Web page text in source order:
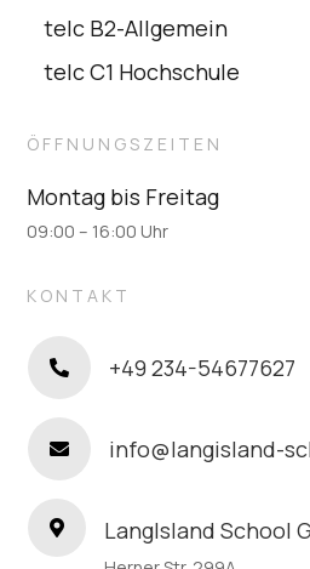
telc B2-Allgemein
telc C1 Hochschule
ÖFFNUNGSZEITEN
Montag bis Freitag
09:00 – 16:00 Uhr
KONTAKT
 +49 234-54677627
 info@langisland-
 LangIsland School